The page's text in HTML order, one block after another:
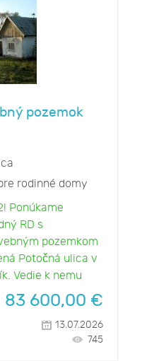
pozemok
rodinné domy
Ponúkame
RD s
pozemkom
Potočná ulica v
Vedie k nemu
83 600,00 €
13.07.2026
745